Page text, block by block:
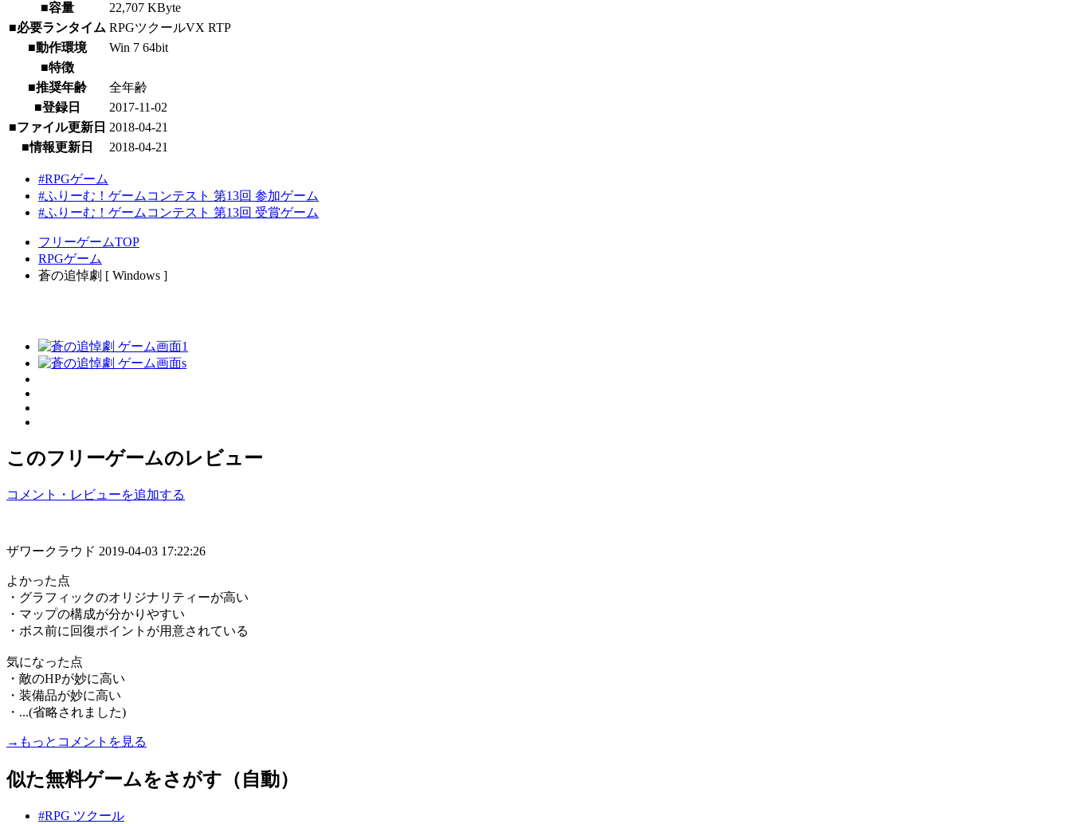
■容量
22,707 KByte
■必要ランタイム RPGツクールVX RTP
■動作環境
Win 7 64bit
■特徴
■推奨年齢
全年齢
■登録日
2017-11-02
■ファイル更新日 2018-04-21
■情報更新日
2018-04-21
#RPGゲーム
#ふりーむ！ゲームコンテスト 第13回 参加ゲーム
#ふりーむ！ゲームコンテスト 第13回 受賞ゲーム
フリーゲームTOP
RPGゲーム
蒼の追悼劇 [ Windows ]
このフリーゲームのレビュー
コメント・レビューを追加する
ザワークラウド 2019-04-03 17:22:26
よかった点
・グラフィックのオリジナリティーが高い
・マップの構成が分かりやすい
・ボス前に回復ポイントが用意されている
気になった点
・敵のHPが妙に高い
・装備品が妙に高い
・...(省略されました)
→もっとコメントを見る
似た無料ゲームをさがす（自動）
#RPG ツクール